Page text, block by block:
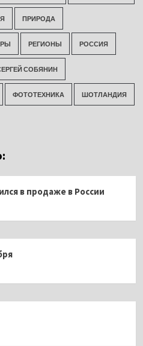
ПРИРОДА
РЕГИОНЫ РОССИЯ
СОБЯНИН
ФОТОТЕХНИКА ШОТЛАНДИЯ
в продаже в России